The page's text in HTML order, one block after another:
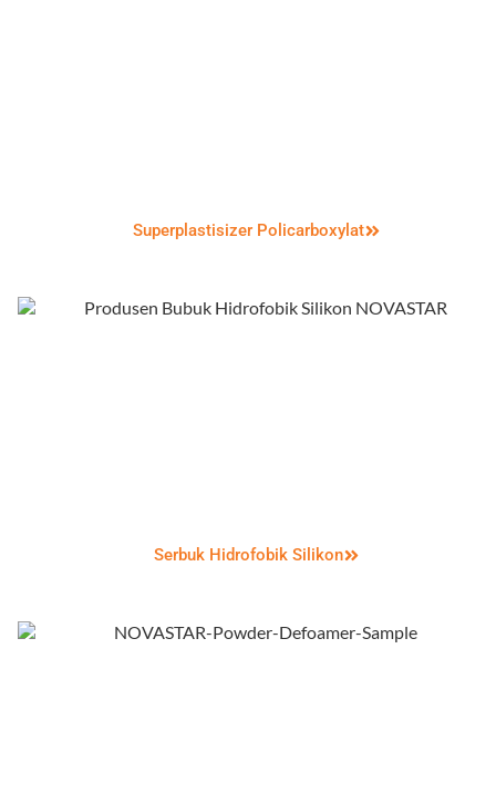
Superplastisizer Policarboxylat
Serbuk Hidrofobik Silikon